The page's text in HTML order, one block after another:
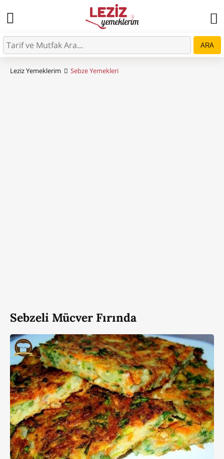
ARA
Leziz Yemeklerim Sebze Yemekleri
Sebzeli Mücver Fırında